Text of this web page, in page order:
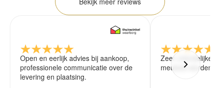
Open en eerlijk advies bij aankoop,
professionele communicatie over de
levering en plaatsing.
Zeer vriendelijke
meubels worden